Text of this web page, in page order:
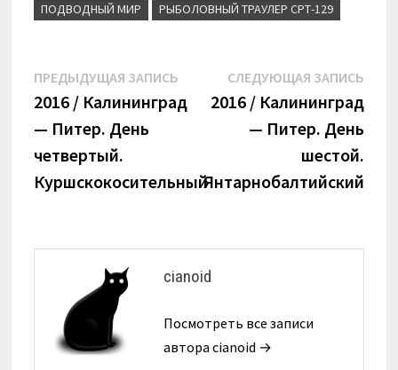
ПОДВОДНЫЙ МИР
РЫБОЛОВНЫЙ ТРАУЛЕР СРТ-129
Навигация
по
записям
ПРЕДЫДУЩАЯ ЗАПИСЬПредыдущая
запись:
2016 / Калининград
— Питер. День
четвертый.
Куршскокосительный
СЛЕДУЮЩАЯ ЗАПИСЬ
2016 / Калининград
— Питер. День
шестой.
Янтарнобалтийский
cianoid
Посмотреть все записи
автора cianoid →